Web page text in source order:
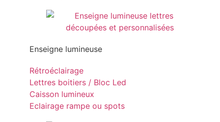
Enseigne lumineuse
Rétroéclairage
Lettres boitiers / Bloc Led
Caisson lumineux
Eclairage rampe ou spots